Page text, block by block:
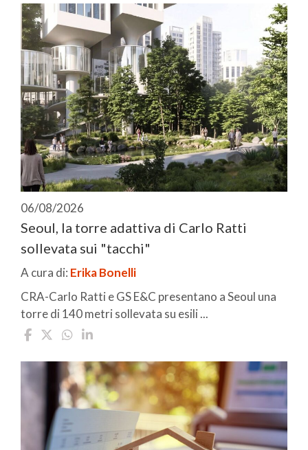
06/08/2026
Seoul, la torre adattiva di Carlo Ratti
sollevata sui "tacchi"
A cura di: Erika Bonelli
CRA-Carlo Ratti e GS E&C presentano a Seoul una
torre di 140 metri sollevata su esili ...